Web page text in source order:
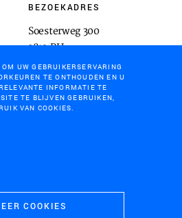
BEZOEKADRES
Soesterweg 300
3812 BH
Amersfoort
UW GEBRUIKERSERVARING
TE ONTHOUDEN EN U
INFORMATIE TE
TE BLIJVEN GEBRUIKEN,
VAN COOKIES.
COOKIES